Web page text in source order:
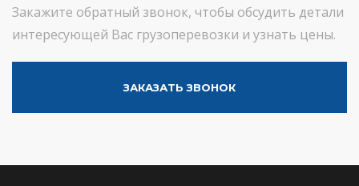
Закажите обратный звонок, чтобы обсудить детали
интересующей Вас грузоперевозки и узнать цены.
ЗАКАЗАТЬ ЗВОНОК